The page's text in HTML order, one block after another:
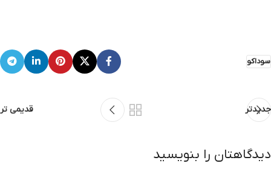
سوداکو
جدیدتر قدیمی تر
دیدگاهتان را بنویسید